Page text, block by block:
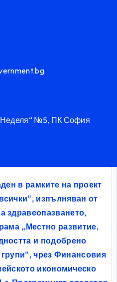
Неделя“ №5, ПК София
в рамките на проект
изпълняван от
здравеопазването,
„Местно развитие,
и подобрено
чрез Финансовия
икономическо